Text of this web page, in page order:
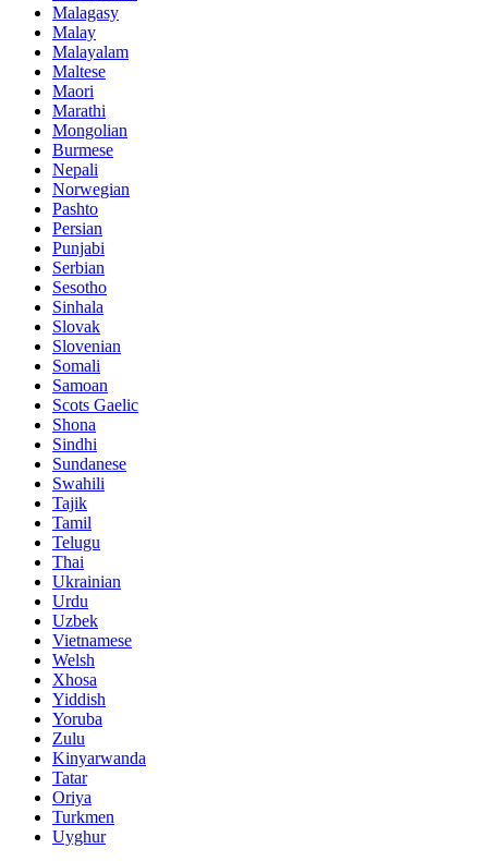
Malagasy
Malay
Malayalam
Maltese
Maori
Marathi
Mongolian
Burmese
Nepali
Norwegian
Pashto
Persian
Punjabi
Serbian
Sesotho
Sinhala
Slovak
Slovenian
Somali
Samoan
Scots Gaelic
Shona
Sindhi
Sundanese
Swahili
Tajik
Tamil
Telugu
Thai
Ukrainian
Urdu
Uzbek
Vietnamese
Welsh
Xhosa
Yiddish
Yoruba
Zulu
Kinyarwanda
Tatar
Oriya
Turkmen
Uyghur